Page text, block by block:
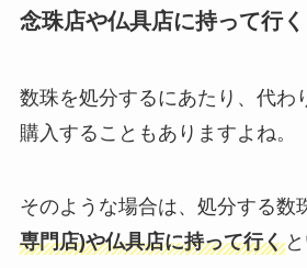
念珠店や仏具店に持って行く
数珠を処分するにあたり、代わ
購入することもありますよね。
そのような場合は、処分する数
専門店)や仏具店に持って行く